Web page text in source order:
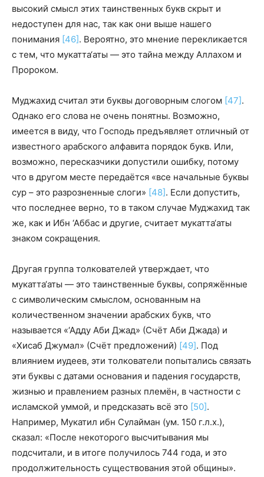
высокий смысл этих таинственных букв скрыт и
недоступен для нас, так как они выше нашего
понимания [46]. Вероятно, это мнение перекликается
с тем, что мукатта‘аты — это тайна между Аллахом и
Пророком.
Муджахид считал эти буквы договорным слогом [47].
Однако его слова не очень понятны. Возможно,
имеется в виду, что Господь предъявляет отличный от
известного арабского алфавита порядок букв. Или,
возможно, пересказчики допустили ошибку, потому
что в другом месте передаётся «все начальные буквы
сур – это разрозненные слоги» [48]. Если допустить,
что последнее верно, то в таком случае Муджахид так
же, как и Ибн ‘Аббас и другие, считает мукатта‘аты
знаком сокращения.
Другая группа толкователей утверждает, что
мукатта‘аты — это таинственные буквы, сопряжённые
с символическим смыслом, основанным на
количественном значении арабских букв, что
называется «‘Адду Аби Джад» (Счёт Аби Джада) и
«Хисаб Джумал» (Счёт предложений) [49]. Под
влиянием иудеев, эти толкователи попытались связать
эти буквы с датами основания и падения государств,
жизнью и правлением разных племён, в частности с
исламской уммой, и предсказать всё это [50].
Например, Мукатил ибн Сулайман (ум. 150 г.л.х.),
сказал: «После некоторого высчитывания мы
подсчитали, и в итоге получилось 744 года, и это
продолжительность существования этой общины».